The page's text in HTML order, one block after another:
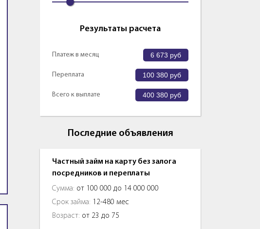
Результаты расчета
Платеж в месяц 6 673 руб
Переплата 100 380 руб
Всего к выплате 400 380 руб
Последние объявления
Частный займ на карту без залога
посредников и переплаты
Сумма: от 100 000 до 14 000 000
Срок займа: 12-480 мес
Возраст: от 23 до 75